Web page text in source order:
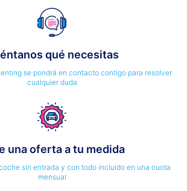
qué necesitas
se pondrá en contacto contigo para resolver
cualquier duda
una oferta a tu medida
sin entrada y con todo incluido en una cuota
mensual